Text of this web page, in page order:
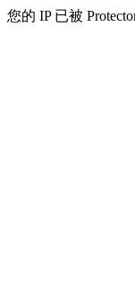
您的 IP 已被